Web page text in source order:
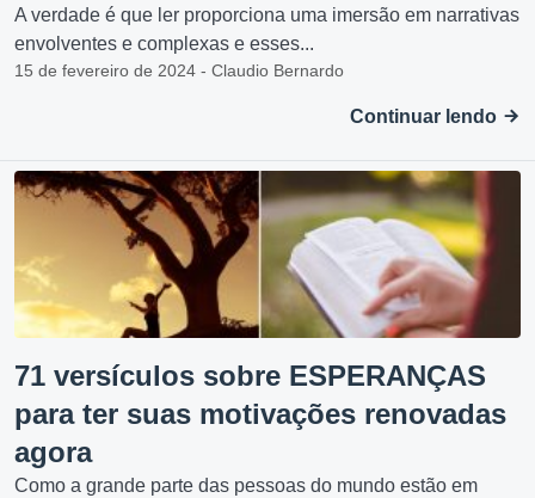
A verdade é que ler proporciona uma imersão em narrativas
envolventes e complexas e esses...
15 de fevereiro de 2024 - Claudio Bernardo
Continuar lendo
71 versículos sobre ESPERANÇAS
para ter suas motivações renovadas
agora
Como a grande parte das pessoas do mundo estão em